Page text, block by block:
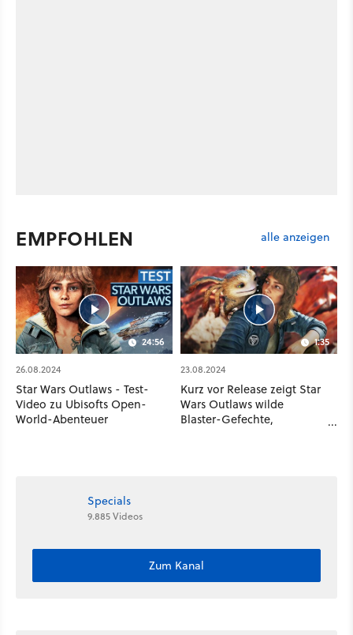
EMPFOHLEN alle anzeigen
24:56
26.08.2024
Star Wars Outlaws - Test-
Video zu Ubisofts Open-
World-Abenteuer
1:35
23.08.2024
Kurz vor Release zeigt Star
Wars Outlaws wilde
Blaster-Gefechte,
Specials
9.885 Videos
Zum Kanal